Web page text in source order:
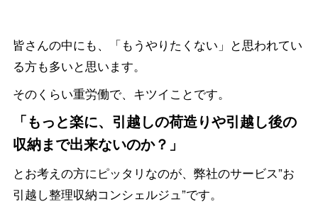
皆さんの中にも、「もうやりたくない」と思われてい
る方も多いと思います。
そのくらい重労働で、キツイことです。
「もっと楽に、引越しの荷造りや引越し後の
収納まで出来ないのか？」
とお考えの方にピッタリなのが、弊社のサービス”お
引越し整理収納コンシェルジュ”です。